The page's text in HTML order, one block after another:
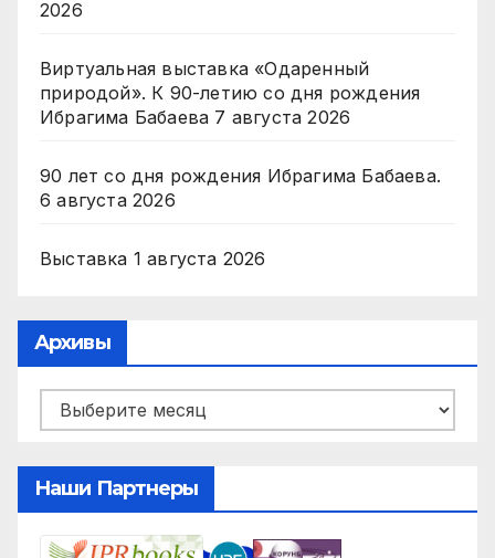
2026
Виртуальная выставка «Одаренный
природой». К 90-летию со дня рождения
Ибрагима Бабаева 7 августа 2026
90 лет со дня рождения Ибрагима Бабаева.
6 августа 2026
Выставка 1 августа 2026
Архивы
Архивы
Наши Партнеры